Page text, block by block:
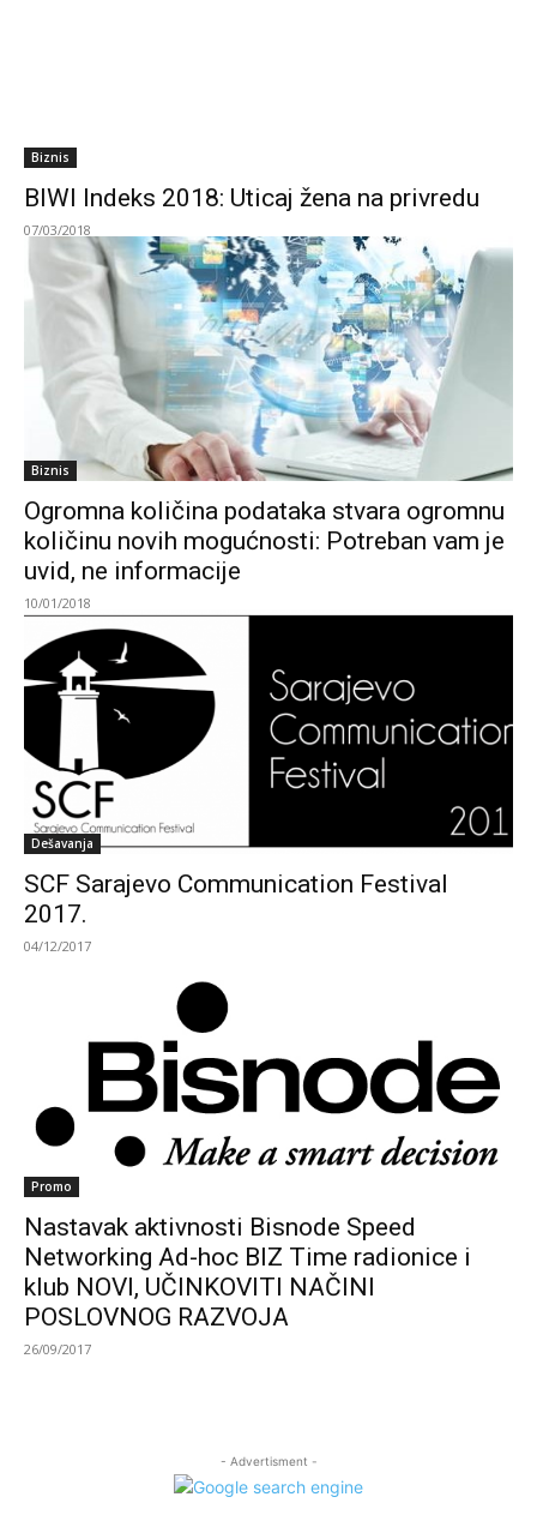
Biznis
BIWI Indeks 2018: Uticaj žena na privredu
07/03/2018
Biznis
Ogromna količina podataka stvara ogromnu
količinu novih mogućnosti: Potreban vam je
uvid, ne informacije
10/01/2018
Dešavanja
SCF Sarajevo Communication Festival
2017.
04/12/2017
Promo
Nastavak aktivnosti Bisnode Speed
Networking Ad-hoc BIZ Time radionice i
klub NOVI, UČINKOVITI NAČINI
POSLOVNOG RAZVOJA
26/09/2017
- Advertisment -